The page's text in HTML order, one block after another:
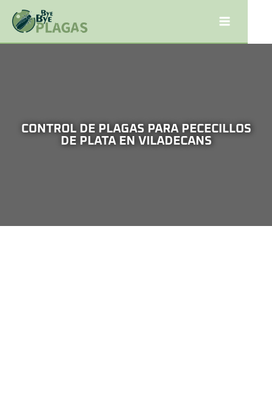
CONTROL DE PLAGAS PARA PECECILLOS
DE PLATA EN VILADECANS